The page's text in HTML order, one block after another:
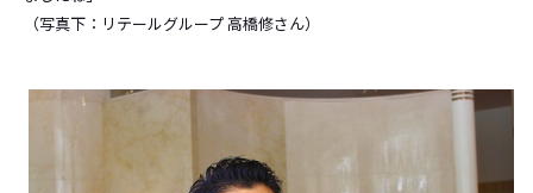
（写真下：リテールグループ 高橋修さん）